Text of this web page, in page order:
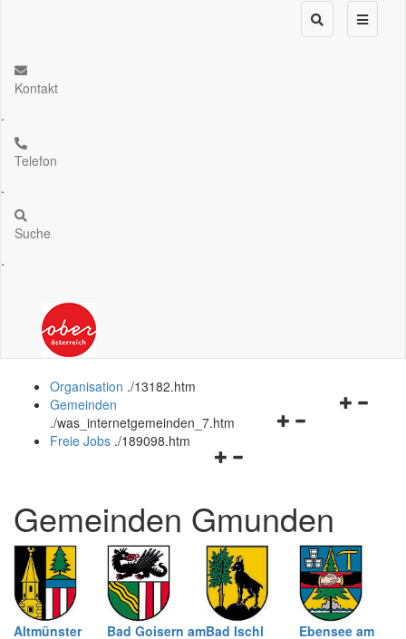
Kontakt
.
Telefon
.
Suche
.
Organisation ./13182.htm
Navigationsmenü
Gemeinden
./was_internetgemeinden_7.htm
Navigationsmenü
schließen
Freie Jobs ./189098.htm
Gemeinden Gmunden
Altmünster
Bad Goisern amBad Ischl
Ebensee am